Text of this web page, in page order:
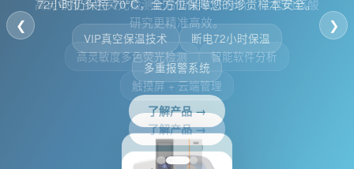
72小时仍保持-70°C，全方位保障您的珍贵样本安全。
VIP真空保温技术
断电72小时保温
多重报警系统
了解产品 →
❮ ❯